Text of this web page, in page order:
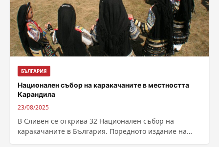
БЪЛГАРИЯ
Национален събор на каракачаните в местността
Карандила
23/08/2025
В Сливен се открива 32 Национален събор на
каракачаните в България. Поредното издание на